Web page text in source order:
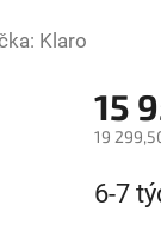
Klaro
15
19
cena:
6-7